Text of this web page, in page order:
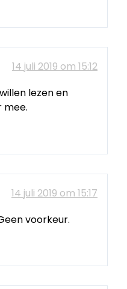
14 juli 2019 om 15:12
lezen en
mee.
14 juli 2019 om 15:17
voorkeur.